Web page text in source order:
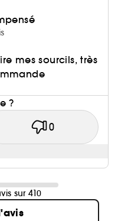
mes sourcils, très
?
0
sur 410